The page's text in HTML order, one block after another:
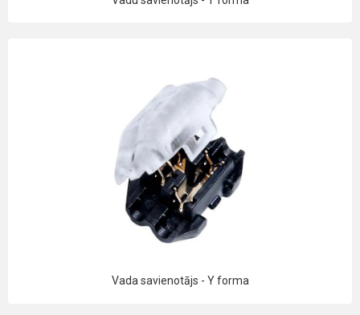
Vada savienotājs - Y forma